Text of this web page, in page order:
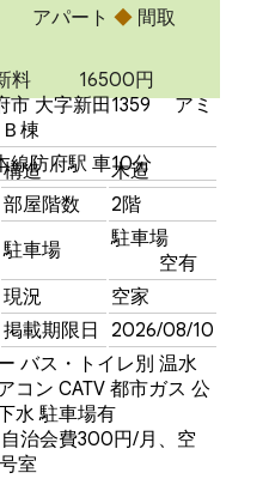
アパート 間取
料
16500円
市 大字新田1359 アミ
棟
線防府駅 車10分
構造
木造
部屋階数
2階
駐車場
駐車場
空有
現況
空家
掲載期限日 2026/08/10
バス・トイレ別 温水
コン CATV 都市ガス 公
水 駐車場有
治会費300円/月、空
室